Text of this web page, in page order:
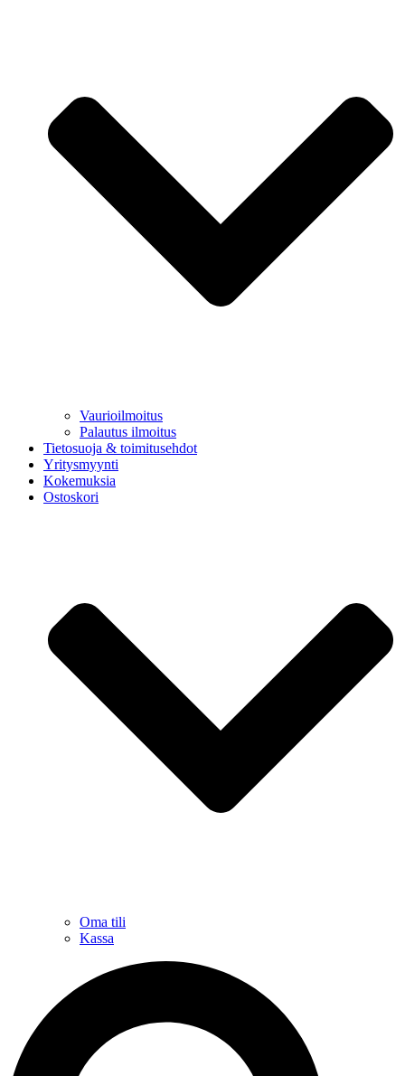
Vaurioilmoitus
Palautus ilmoitus
Tietosuoja & toimitusehdot
Yritysmyynti
Kokemuksia
Ostoskori
Oma tili
Kassa